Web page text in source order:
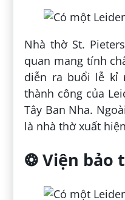
Nhà thờ St.
quan mang tính
diễn ra buổi lễ kỉ
thành công của
Tây Ban Nha.
là nhà thờ xuất
❂ Viện bảo